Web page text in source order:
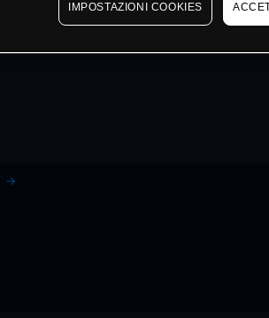
IMPOSTAZIONI COOKIES